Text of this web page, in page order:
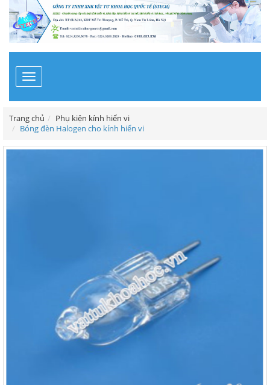
Toggle
navigation
Trang chủ
Phụ kiện kính hiển vi
Bóng đèn Halogen cho kính hiển vi